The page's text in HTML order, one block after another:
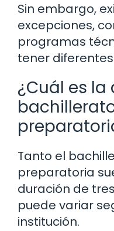
Sin embargo,
excepciones,
programas
tener
¿Cuál es
Tanto el
preparatoria
duración de
puede variar
institución.